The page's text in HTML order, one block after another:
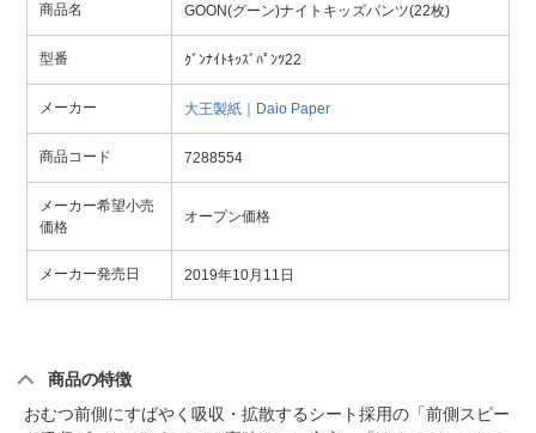
商品名 GOON(グーン)ナイトキッズパンツ(22枚)
型番 ｸﾞﾝﾅｲﾄｷｯｽﾞﾊﾟﾝﾂ22
メーカー 大王製紙｜Daio Paper
商品コード 7288554
メーカー希望小売
価格
オープン価格
メーカー発売日 2019年10月11日
商品の特徴
おむつ前側にすばやく吸収・拡散するシート採用の「前側スピー